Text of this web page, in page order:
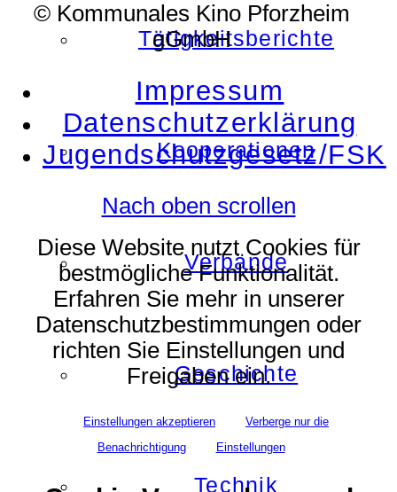
Tätigkeitsberichte
Kooperationen
Verbände
Geschichte
Technik
© Kommunales Kino Pforzheim
gGmbH
Impressum
Datenschutzerklärung
Jugendschutzgesetz/FSK
Nach oben scrollen
Diese Website nutzt Cookies für
bestmögliche Funktionalität.
Erfahren Sie mehr in unserer
Datenschutzbestimmungen oder
richten Sie Einstellungen und
Freigaben ein.
Einstellungen akzeptieren
Verberge nur die
Benachrichtigung
Einstellungen